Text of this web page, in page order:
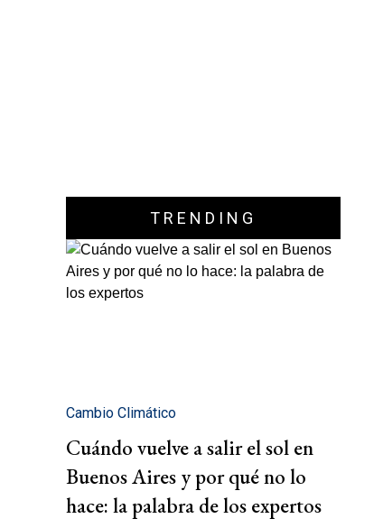
TRENDING
Cambio Climático
Cuándo vuelve a salir el sol en
Buenos Aires y por qué no lo
hace: la palabra de los expertos